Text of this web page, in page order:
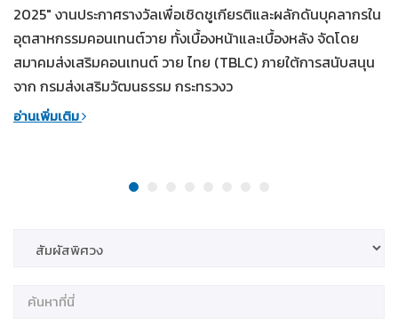
2025" งานประกาศรางวัลเพื่อเชิดชูเกียรติและผลักดันบุคลากรใน
อุตสาหกรรมคอนเทนต์วาย ทั้งเบื้องหน้าและเบื้องหลัง จัดโดย
สมาคมส่งเสริมคอนเทนต์ วาย ไทย (TBLC) ภายใต้การสนับสนุน
จาก กรมส่งเสริมวัฒนธรรม กระทรวงว
อ่านเพิ่มเติม